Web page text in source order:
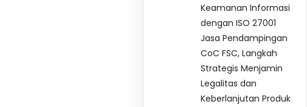
Keamanan Informasi
dengan ISO 27001
Jasa Pendampingan
CoC FSC, Langkah
Strategis Menjamin
Legalitas dan
Keberlanjutan Produk